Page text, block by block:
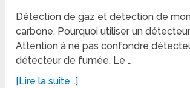
Détection de gaz et détection de
carbone. Pourquoi utiliser un
Attention à ne pas confondre
détecteur de fumée. Le …
[Lire la suite...]